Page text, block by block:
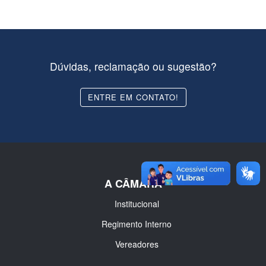
Dúvidas, reclamação ou sugestão?
ENTRE EM CONTATO!
A CÂMARA
Institucional
Regimento Interno
Vereadores